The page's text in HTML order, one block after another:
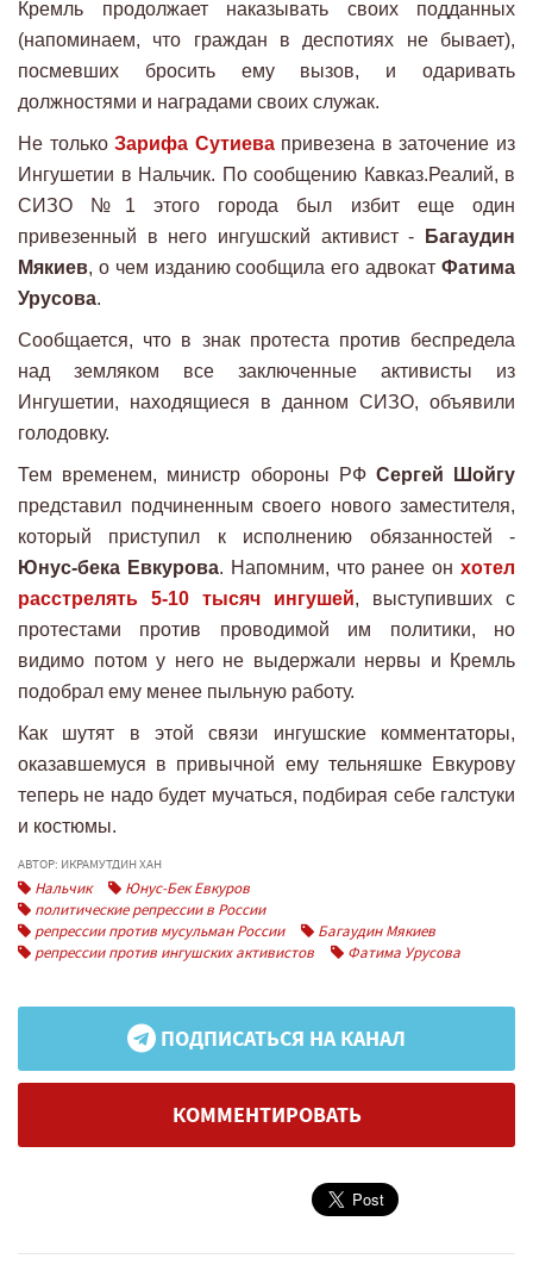
Кремль продолжает наказывать своих подданных
(напоминаем, что граждан в деспотиях не бывает),
посмевших бросить ему вызов, и одаривать
должностями и наградами своих служак.
Не толькоЗарифа Сутиевапривезена в заточение из
Ингушетии в Нальчик. По сообщению Кавказ.Реалий, в
СИЗО №1 этого города был избит еще один
привезенный в него ингушский активист - Багаудин
Мякиев, о чем изданию сообщила его адвокат Фатима
Урусова.
Сообщается, что в знак протеста против беспредела
над земляком все заключенные активисты из
Ингушетии, находящиеся в данном СИЗО, объявили
голодовку.
Тем временем, министр обороны РФ Сергей Шойгу
представил подчиненным своего нового заместителя,
который приступил к исполнению обязанностей -
Юнус-бека Евкурова. Напомним, что ранее онхотел
расстрелять 5-10 тысяч ингушей, выступивших с
протестами против проводимой им политики, но
видимо потом у него не выдержали нервы и Кремль
подобрал ему менее пыльную работу.
Как шутят в этой связи ингушские комментаторы,
оказавшемуся в привычной ему тельняшке Евкурову
теперь не надо будет мучаться, подбирая себе галстуки
и костюмы.
АВТОР: ИКРАМУТДИН ХАН
Нальчик
Юнус-Бек Евкуров
политические репрессии в России
репрессии против мусульман России
Багаудин Мякиев
репрессии против ингушских активистов
Фатима Урусова
ПОДПИСАТЬСЯ НА КАНАЛ
КОММЕНТИРОВАТЬ